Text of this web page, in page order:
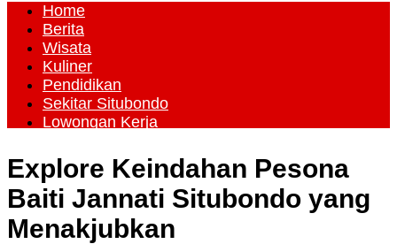
Home
Berita
Wisata
Kuliner
Pendidikan
Sekitar Situbondo
Lowongan Kerja
Explore Keindahan Pesona
Baiti Jannati Situbondo yang
Menakjubkan